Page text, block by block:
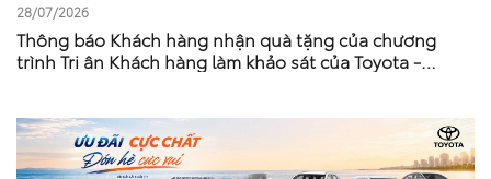
28/07/2026
Thông báo Khách hàng nhận quà tặng của chương
trình Tri ân Khách hàng làm khảo sát của Toyota -